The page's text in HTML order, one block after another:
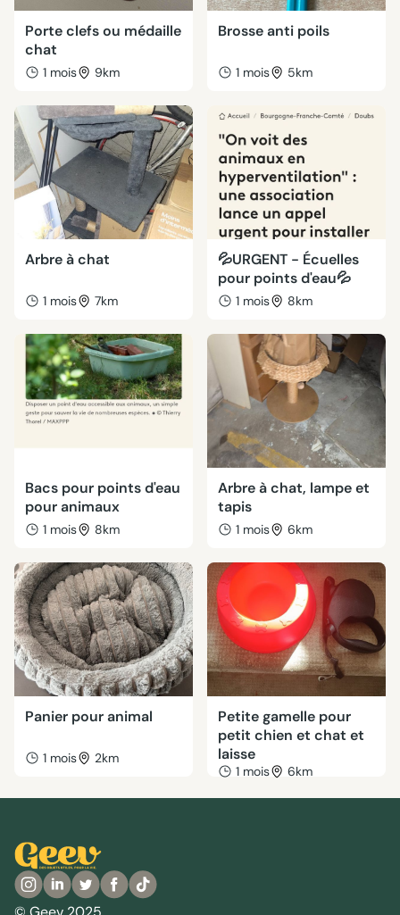
Porte clefs ou médaille
chat
1 mois 9km
Brosse anti poils
1 mois 5km
Arbre à chat
1 mois 7km
💦URGENT - Écuelles
pour points d'eau💦
1 mois 8km
Bacs pour points d'eau
pour animaux
1 mois 8km
Arbre à chat, lampe et
tapis
1 mois 6km
Panier pour animal
1 mois 2km
Petite gamelle pour
petit chien et chat et
laisse
1 mois 6km